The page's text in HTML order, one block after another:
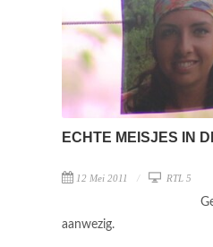
ECHTE MEISJES IN
12 Mei 2011 RTL 5
aanwezig.